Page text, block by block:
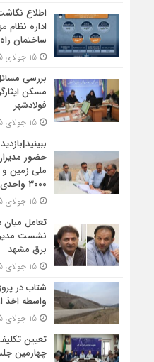
اطلاع
اداره نظام
ساختمان
15 جولای 2025 - 14:14
بررسی
مسکن
فولادشهر
15 جولای 2025 - 13:34
حضور
ملی زمین و
۳۰۰۰ واحدی نهضت ملی مسکن داراب
15 جولای 2025 - 12:40
تعامل
نشست
برق مشهد
15 جولای 2025 - 10:51
شتاب در
واسطه اخذ
15 جولای 2025 - 10:41
تعیین
چهارمین